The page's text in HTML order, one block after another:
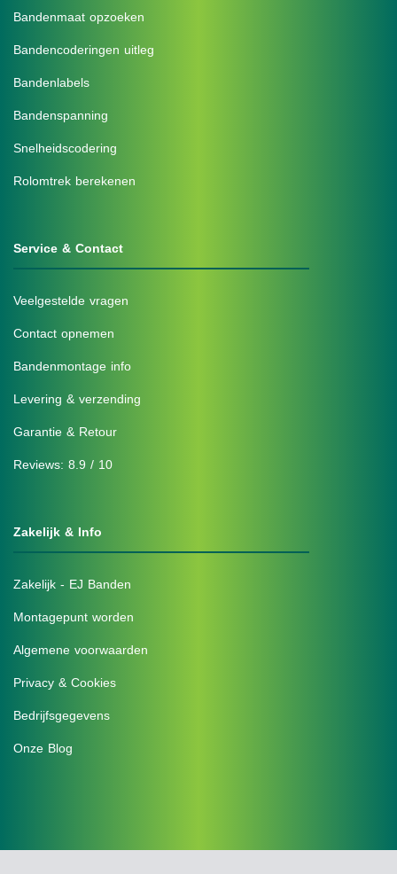
Bandenmaat opzoeken
Bandencoderingen uitleg
Bandenlabels
Bandenspanning
Snelheidscodering
Rolomtrek berekenen
Service & Contact
Veelgestelde vragen
Contact opnemen
Bandenmontage info
Levering & verzending
Garantie & Retour
Reviews: 8.9 / 10
Zakelijk & Info
Zakelijk - EJ Banden
Montagepunt worden
Algemene voorwaarden
Privacy & Cookies
Bedrijfsgegevens
Onze Blog